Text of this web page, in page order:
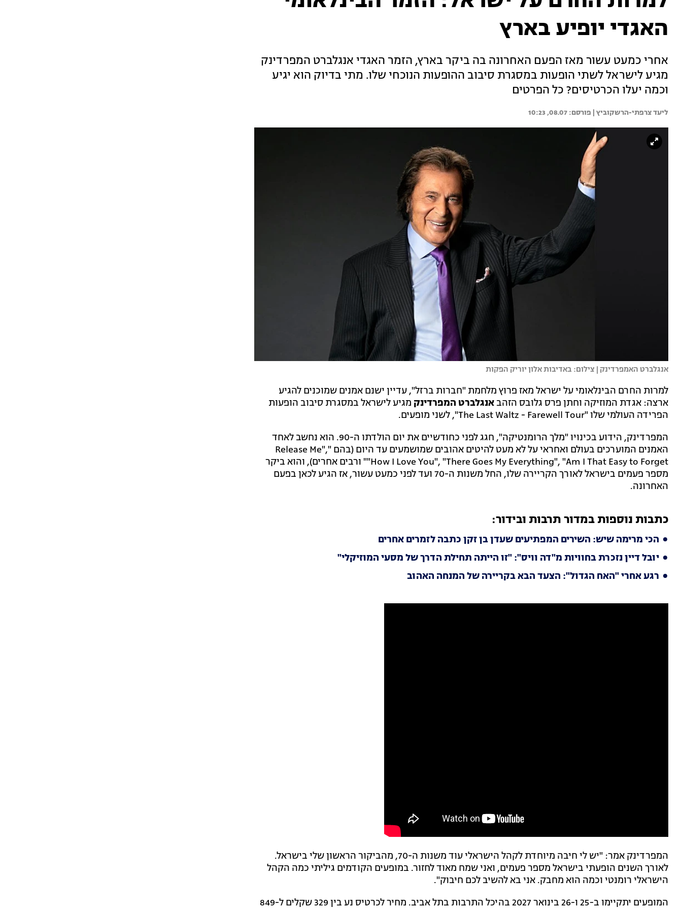
האגדי יופיע בארץ
אחרי כמעט עשור מאז הפעם האחרונה בה ביקר בארץ, הזמר האגדי אנגלברט המפרדינק
מגיע לישראל לשתי הופעות במסגרת סיבוב ההופעות הנוכחי שלו. מתי בדיוק הוא יגיע
וכמה יעלו הכרטיסים? כל הפרטים
ליעד צרפתי-הרשקוביץ | 08.07, 10:23
אנגלברט האמפרדינק | צילום: באדיבות אלון יוריק הפקות
למרות החרם הבינלאומי על ישראל מאז פרוץ מלחמת "חברות ברזל", עדיין ישנם אמנים שמוכנים להגיע
ארצה: אגדת המוזיקה וחתן פרס גלובס הזהב אנגלברט המפרדינק מגיע לישראל במסגרת סיבוב הופעות
הפרידה העולמי שלו "The Last Waltz - Farewell Tour", לשני מופעים.
המפרדינק, הידוע בכינויו "מלך הרומנטיקה", חגג לפני כחודשיים את יום הולדתו ה-90. הוא נחשב לאחד
האמנים המוערכים בעולם ואחראי על לא מעט להיטים אהובים שמושמעים עד היום (בהם "Release Me",
"How I Love You", "There Goes My Everything", "Am I That Easy to Forget" ורבים אחרים), והוא ביקר
מספר פעמים בישראל לאורך הקריירה שלו, החל משנות ה-70 ועד לפני כמעט עשור, אז הגיע לכאן בפעם
האחרונה.
כתבות נוספות במדור תרבות ובידור:
הכי מרימה שיש: השירים המפתיעים שעדן בן זקן כתבה לזמרים אחרים
יובל דיין נזכרת בחוויות מ"דה וויס": "זו הייתה תחילת הדרך של מסעי המוזיקלי"
רגע אחרי "האח הגדול": הצעד הבא בקריירה של המנחה האהוב
המפרדינק אמר: "יש לי חיבה מיוחדת לקהל הישראלי עוד משנות ה-70, מהביקור הראשון שלי בישראל.
לאורך השנים הופעתי בישראל מספר פעמים, ואני שמח מאוד לחזור. במופעים הקודמים גיליתי כמה הקהל
הישראלי רומנטי וכמה הוא מחבק. אני בא להשיב לכם חיבוק".
המופעים יתקיימו ב-25 ו-26 בינואר 2027 בהיכל התרבות בתל אביב. מחיר לכרטיס נע בין 329 שקלים ל-849